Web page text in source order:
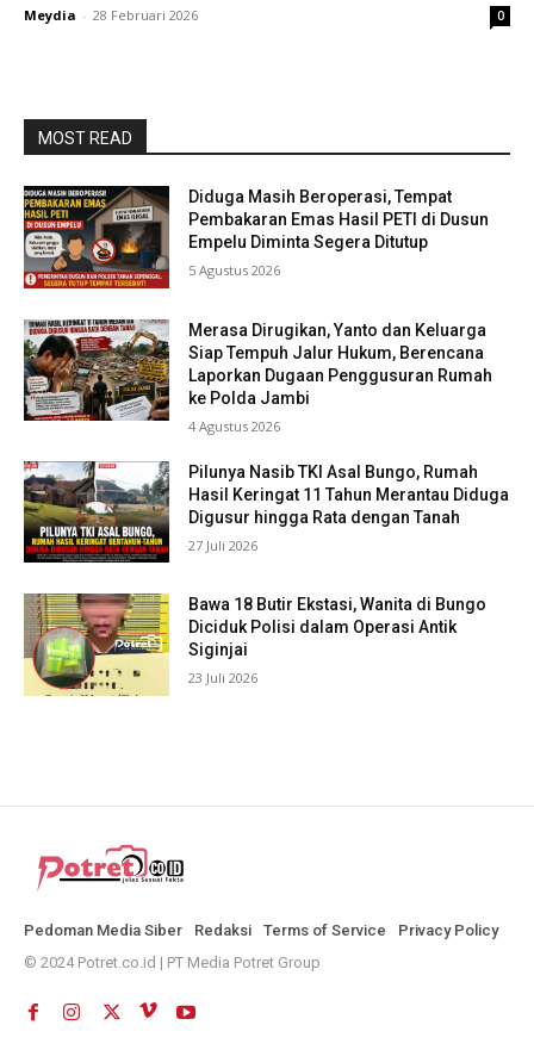
Meydia - 28 Februari 2026 0
MOST READ
Diduga Masih Beroperasi, Tempat
Pembakaran Emas Hasil PETI di Dusun
Empelu Diminta Segera Ditutup
5 Agustus 2026
Merasa Dirugikan, Yanto dan Keluarga
Siap Tempuh Jalur Hukum, Berencana
Laporkan Dugaan Penggusuran Rumah
ke Polda Jambi
4 Agustus 2026
Pilunya Nasib TKI Asal Bungo, Rumah
Hasil Keringat 11 Tahun Merantau Diduga
Digusur hingga Rata dengan Tanah
27 Juli 2026
Bawa 18 Butir Ekstasi, Wanita di Bungo
Diciduk Polisi dalam Operasi Antik
Siginjai
23 Juli 2026
Pedoman Media Siber Redaksi Terms of Service
Privacy Policy
© 2024 Potret.co.id | PT Media Potret Group